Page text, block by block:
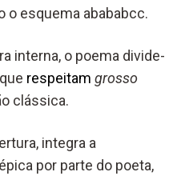
o esquema abababcc.
interna, o poema divide-
respeitam grosso
clássica.
integra a
por parte do poeta,